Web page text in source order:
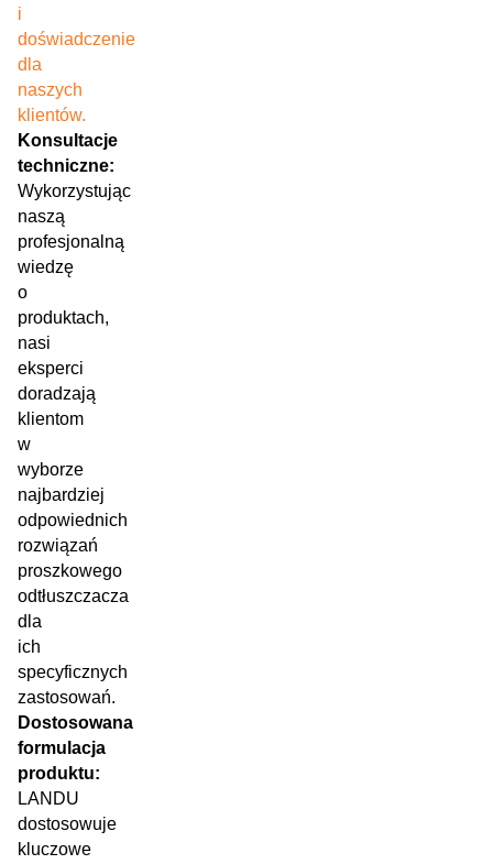
i
doświadczenie
dla
naszych
klientów.
Konsultacje
techniczne:
Wykorzystując
naszą
profesjonalną
wiedzę
o
produktach,
nasi
eksperci
doradzają
klientom
w
wyborze
najbardziej
odpowiednich
rozwiązań
proszkowego
odtłuszczacza
dla
ich
specyficznych
zastosowań.
Dostosowana
formulacja
produktu:
LANDU
dostosowuje
kluczowe